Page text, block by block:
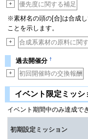
+
優先度に関する補足
※素材名の頭の[合]は合成
ことを示します。
+ 合成系素材の原料に関
過去開催分 †
+ 初回開催時の交換報酬
イベント限定ミッシ
イベント期間中のみ達成で
初期設定ミッション